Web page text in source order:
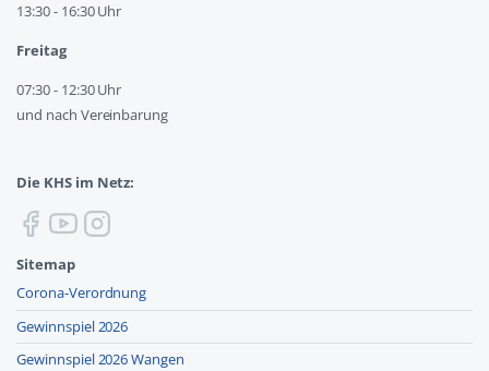
13:30 - 16:30 Uhr
Freitag
07:30 - 12:30 Uhr
und nach Vereinbarung
Die KHS im Netz:
Sitemap
Corona-Verordnung
Gewinnspiel 2026
Gewinnspiel 2026 Wangen